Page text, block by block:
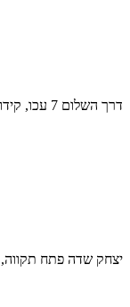
דרך השלום 7 עכו, קידוחי קרקע
יצחק שדה פתח תקווה, 2 קידוחי פיאזומטר לעומק של 26 מטר